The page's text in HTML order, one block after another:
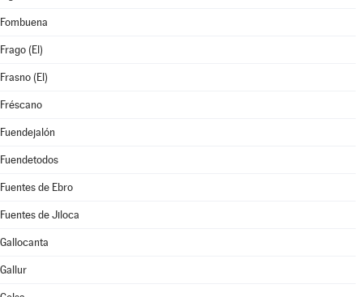
Fombuena
Frago (El)
Frasno (El)
Fréscano
Fuendejalón
Fuendetodos
Fuentes de Ebro
Fuentes de Jiloca
Gallocanta
Gallur